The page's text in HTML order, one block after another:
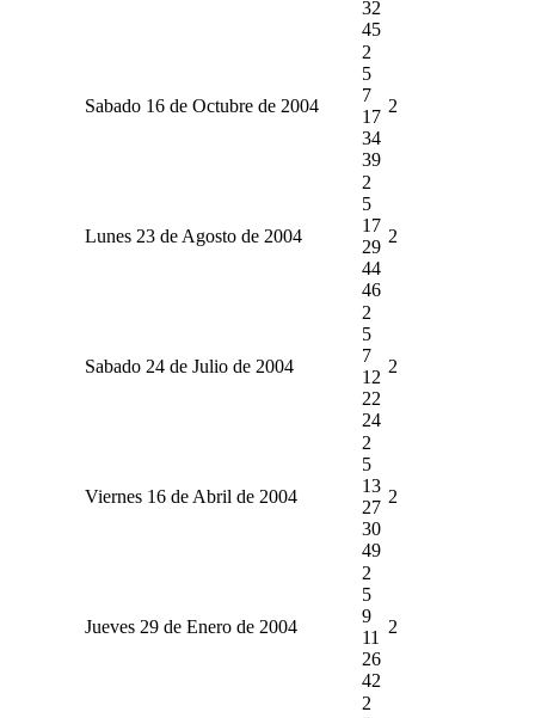
32
45
Sabado 16 de Octubre de 2004
2
5
7
17
34
39
2
Lunes 23 de Agosto de 2004
2
5
17
29
44
46
2
Sabado 24 de Julio de 2004
2
5
7
12
22
24
2
Viernes 16 de Abril de 2004
2
5
13
27
30
49
2
Jueves 29 de Enero de 2004
2
5
9
11
26
42
2
2